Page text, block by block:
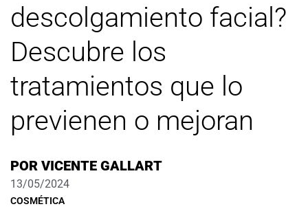
descolgamiento facial?
Descubre los
tratamientos que lo
previenen o mejoran
POR VICENTE GALLART
13/05/2024
COSMÉTICA